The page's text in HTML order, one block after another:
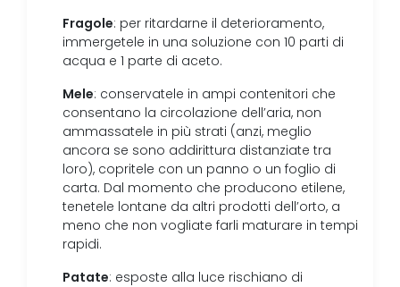
Fragole: per ritardarne il deterioramento,
immergetele in una soluzione con 10 parti di
acqua e 1 parte di aceto.
Mele: conservatele in ampi contenitori che
consentano la circolazione dell’aria, non
ammassatele in più strati (anzi, meglio
ancora se sono addirittura distanziate tra
loro), copritele con un panno o un foglio di
carta. Dal momento che producono etilene,
tenetele lontane da altri prodotti dell’orto, a
meno che non vogliate farli maturare in tempi
rapidi.
Patate: esposte alla luce rischiano di